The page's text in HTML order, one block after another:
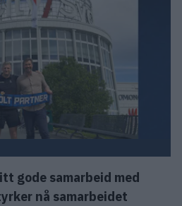
gode samarbeid med
nå samarbeidet